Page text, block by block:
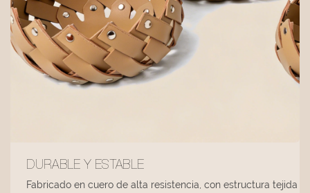
DURABLE Y ESTABLE
Fabricado en cuero de alta resistencia, con estructura tejida